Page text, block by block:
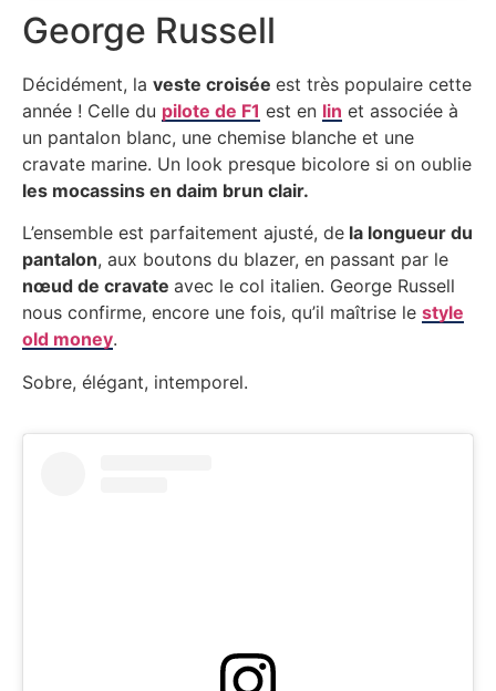
George Russell
Décidément, la veste croisée est très populaire cette
année ! Celle du pilote de F1 est en lin et associée à
un pantalon blanc, une chemise blanche et une
cravate marine. Un look presque bicolore si on oublie
les mocassins en daim brun clair.
L’ensemble est parfaitement ajusté, de la longueur du
pantalon, aux boutons du blazer, en passant par le
nœud de cravate avec le col italien. George Russell
nous confirme, encore une fois, qu’il maîtrise le style
old money.
Sobre, élégant, intemporel.